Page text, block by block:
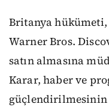
Britanya
Warner Bros.
satın almasına
Karar, haber ve
güçlendirilmesinin